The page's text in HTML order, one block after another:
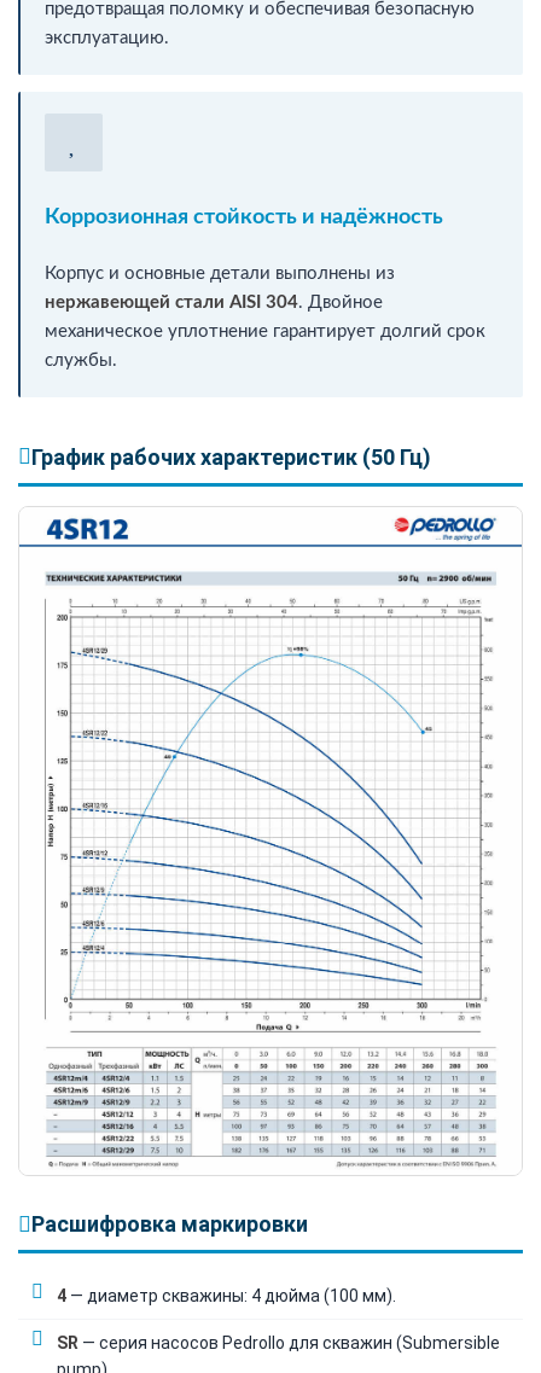
предотвращая поломку и обеспечивая безопасную
эксплуатацию.
Коррозионная стойкость и надёжность
Корпус и основные детали выполнены из
нержавеющей стали AISI 304. Двойное
механическое уплотнение гарантирует долгий срок
службы.
График рабочих характеристик (50 Гц)
Расшифровка маркировки
4 — диаметр скважины: 4 дюйма (100 мм).
SR — серия насосов Pedrollo для скважин (Submersible